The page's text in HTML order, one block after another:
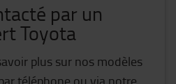
par un
Toyota
plus sur nos modèles
téléphone ou via notre